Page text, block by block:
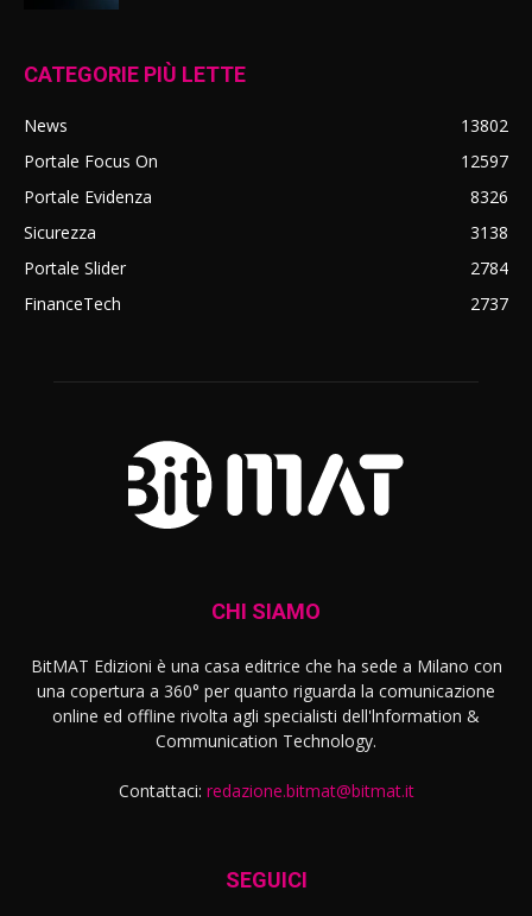
CATEGORIE PIÙ LETTE
News
13802
Portale Focus On
12597
Portale Evidenza
8326
Sicurezza
3138
Portale Slider
2784
FinanceTech
2737
CHI SIAMO
BitMAT Edizioni è una casa editrice che ha sede a Milano con
una copertura a 360° per quanto riguarda la comunicazione
online ed offline rivolta agli specialisti dell'lnformation &
Communication Technology.
Contattaci: redazione.bitmat@bitmat.it
SEGUICI